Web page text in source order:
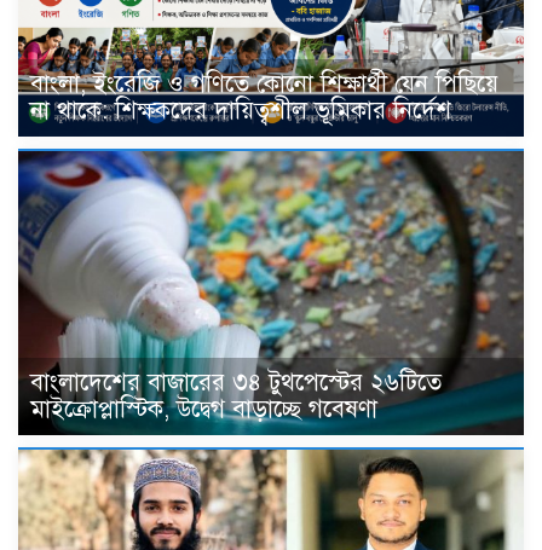
বাংলা, ইংরেজি ও গণিতে কোনো শিক্ষার্থী যেন পিছিয়ে
না থাকে: শিক্ষকদের দায়িত্বশীল ভূমিকার নির্দেশ
বাংলাদেশের বাজারের ৩৪ টুথপেস্টের ২৬টিতে
মাইক্রোপ্লাস্টিক, উদ্বেগ বাড়াচ্ছে গবেষণা